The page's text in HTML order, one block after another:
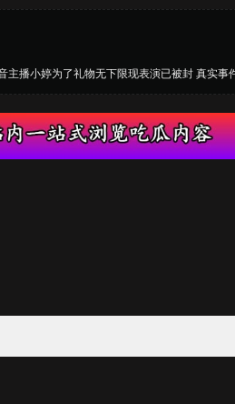
主播小婷为了礼物无下限现表演已被封 真实事